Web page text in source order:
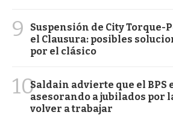
9
Suspensión de City
el Clausura: posibles
por el clásico
10Saldain advierte que el BPS
asesorando a jubilados por
volver a trabajar